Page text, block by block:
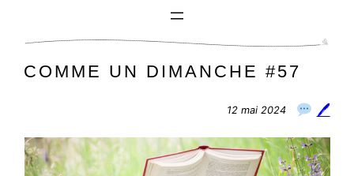
COMME UN DIMANCHE #57
12 mai 2024 🖊